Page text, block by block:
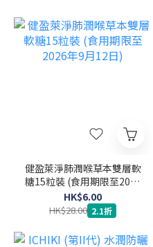
健盈萊淨肺潤喉草本雙層軟
糖15粒裝 (食用期限至2026
年9月12日)
HK$6.00
HK$28.00 2.1折